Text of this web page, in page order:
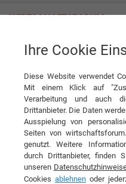
Beaphar Import & Export
Interview Beaphar Import &
DIESEN ARTIKEL
Weil Tiere
Interview mit
Ihre Cookie
Diese Website verwendet
Mit einem Klick auf
Verarbeitung und auch
Drittanbieter. Die Daten
Ausspielung von
Seiten von
genutzt. Weitere
durch Drittanbieter, finden
unseren
Cookies ablehnen oder